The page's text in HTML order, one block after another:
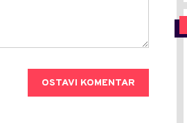
OSTAVI KOMENTAR